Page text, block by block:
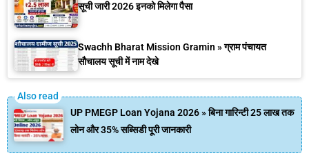
सूची जारी 2026 इनको मिलेगा पैसा
Swachh Bharat Mission Gramin » ग्राम पंचायत
सौचालय सूची में नाम देखे
UP PMEGP Loan Yojana 2026 » बिना गारिन्टी 25 लाख तक
लोन और 35% सब्सिडी पूरी जानकारी